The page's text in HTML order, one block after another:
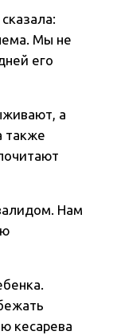
Мы не
его
а
также
Нам
кесарева